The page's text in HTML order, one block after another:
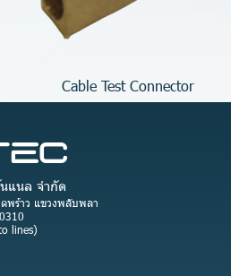
Cable Test Connector
แนล จำกัด
พร้าว แขวงพลับพลา
lines)